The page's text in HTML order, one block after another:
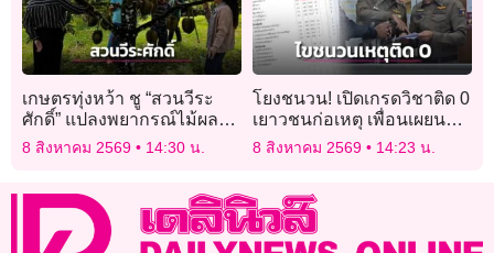
เกษตรทุ่งหว้า ชู “สวนวีระ
ศักดิ์” แปลงพยากรณ์ไม้ผล
ต้นแบบ การันตี
8 สิงหาคม 2569 14:30 น.
โยงชนวน! เปิดเกรดวิชาติด 0
เยาวชนก่อเหตุ เพื่อนเผยนาที
ไล่ตามหาครูภาษาไทย
8 สิงหาคม 2569 14:23 น.